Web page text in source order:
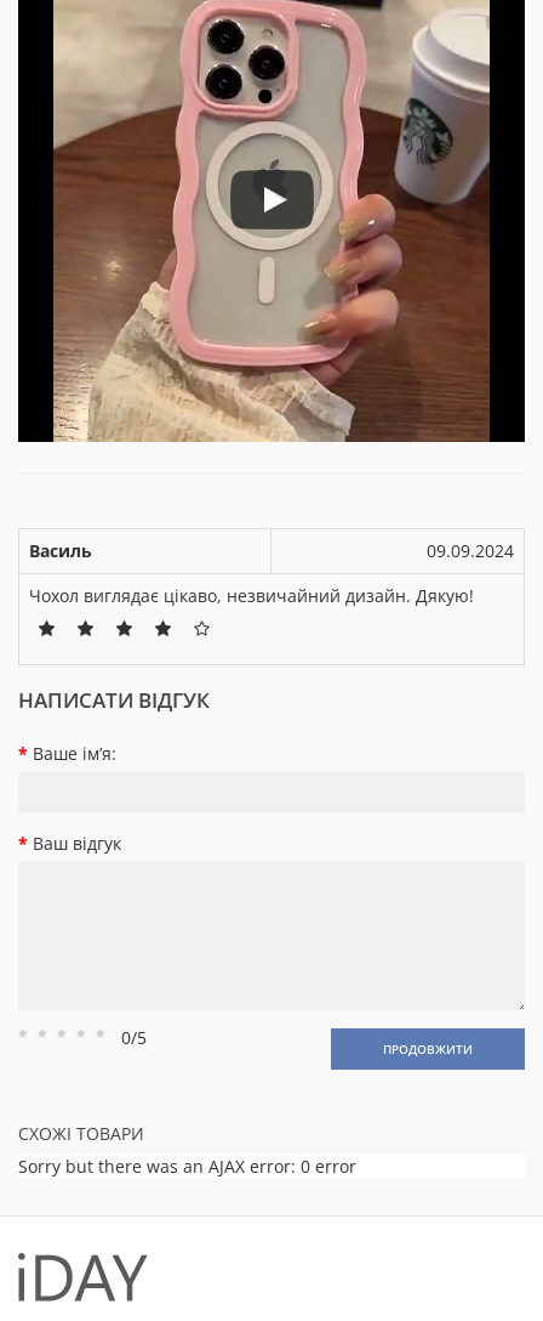
Василь
09.09.2024
Чохол виглядає цікаво, незвичайний дизайн. Дякую!
НАПИСАТИ ВІДГУК
Ваше ім’я:
Ваш відгук
Рейтинг
Рейтинг
Рейтинг
Рейтинг
Рейтинг
0/5 ПРОДОВЖИТИ
СХОЖІ ТОВАРИ
Sorry but there was an AJAX error: 0 error